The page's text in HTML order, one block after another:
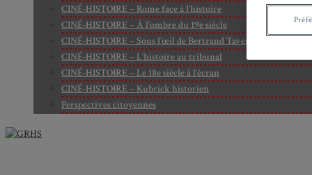
CINÉ-HISTOIRE – Rome face à l’histoire
CINÉ-HISTOIRE – À l’ombre du 19e siècle
CINÉ-HISTOIRE – Sous l’œil de Bertrand Tavernier
CINÉ-HISTOIRE – L’histoire au tribunal
CINÉ-HISTOIRE – Le 18e siècle à l’écran
CINÉ-HISTOIRE – Kubrick historien
Perspectives citoyennes